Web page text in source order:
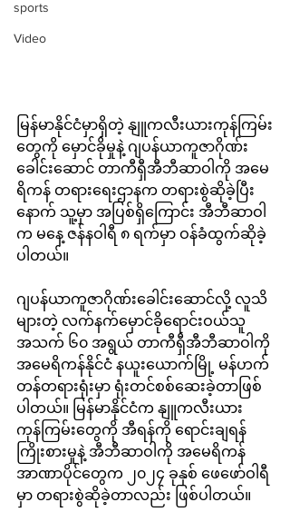
sports
Video
မြန်မာနိုင်ငံမှာရှိတဲ့ နျူကလီးယားကုန်ကြမ်း
တွေကို မှောင်ခိုမှုနဲ့ ဂျပန်ယာကူဇာဂိုဏ်း
ခေါင်းဆောင် တာကီရှီအီဘီဆာဝါကို အမေ
ရိကန် တရားရေးဌာနက တရားစွဲဆိုခဲ့ပြီး
နောက် သူ့မှာ အပြစ်ရှိကြောင်း အီဘီဆာဝါ
က မနေ့ ဇန်နဝါရီ ၈ ရက်မှာ ဝန်ခံထွက်ဆိုခဲ့
ပါတယ်။
ဂျပန်ယာကူဇာဂိုဏ်းခေါင်းဆောင်လို့ လူသိ
များတဲ့ လက်နက်မှောင်ခိုရောင်းဝယ်သူ
အသက် ၆၀ အရွယ် တာကီရှီအီဘီဆာဝါကို
အမေရိကန်နိုင်ငံ နယူးယောက်မြို့ မန်ဟက်
တန်တရားရုံးမှာ ရုံးတင်စစ်ဆေးခဲ့တာဖြစ်
ပါတယ်။ မြန်မာနိုင်ငံက နျူကလီးယား
ကုန်ကြမ်းတွေကို အီရန်ကို ရောင်းချရန်
ကြိုးစားမှုနဲ့ အီဘီဆာဝါကို အမေရိကန်
အာဏာပိုင်တွေက ၂၀၂၄ ခုနှစ် ဖေဖော်ဝါရီ
မှာ တရားစွဲဆိုခဲ့တာလည်း ဖြစ်ပါတယ်။